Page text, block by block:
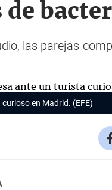
las parejas
en Madrid. (EFE)